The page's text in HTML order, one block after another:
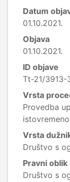
Datum
01.10.2021.
Objava
01.10.2021.
ID objave
Tt-21/3913-
Vrsta
Provedba
Vrsta
Društvo s
Pravni oblik
Društvo s